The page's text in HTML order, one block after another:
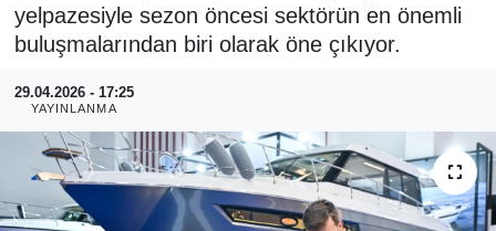
yelpazesiyle sezon öncesi sektörün en önemli
buluşmalarından biri olarak öne çıkıyor.
29.04.2026 - 17:25
YAYINLANMA
RESMİ REKLAM